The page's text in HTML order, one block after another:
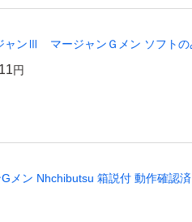
ャンⅢ マージャンＧメン ソフトの
円
メン Nhchibutsu 箱説付 動作確認